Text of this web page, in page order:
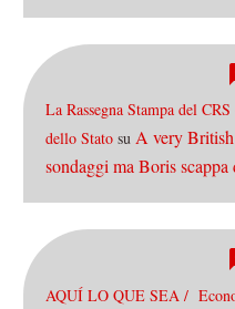
La Rassegna Stampa del
dello Stato su A very
sondaggi ma Boris
AQUÍ LO QUE SEA /